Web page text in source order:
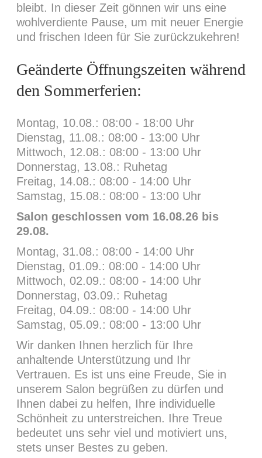
Product Showcase
LIKE
MAIN PORTFOLIO
Hauptstraße 41
71263 Weil der Stadt
+49 (0) 703335690
info@schneewittchen-hairdesign.de
Öffnungszeiten
Montag: 08:00 - 12:00 u. 14:00 - 18:00 Uhr
Dienstag: 08:00 - 12:00 Uhr
Mittwoch: 08:00 - 12:00 u. 14:00 - 18:00 Uhr
bleibt. In dieser Zeit gönnen wir uns eine
wohlverdiente Pause, um mit neuer Energie
und frischen Ideen für Sie zurückzukehren!
Geänderte Öffnungszeiten während
den Sommerferien:
Montag, 10.08.: 08:00 - 18:00 Uhr
Dienstag, 11.08.: 08:00 - 13:00 Uhr
Mittwoch, 12.08.: 08:00 - 13:00 Uhr
Donnerstag, 13.08.: Ruhetag
Freitag, 14.08.: 08:00 - 14:00 Uhr
Samstag, 15.08.: 08:00 - 13:00 Uhr
Salon geschlossen vom 16.08.26 bis
29.08.
Montag, 31.08.: 08:00 - 14:00 Uhr
Dienstag, 01.09.: 08:00 - 14:00 Uhr
Mittwoch, 02.09.: 08:00 - 14:00 Uhr
Donnerstag, 03.09.: Ruhetag
Freitag, 04.09.: 08:00 - 14:00 Uhr
Samstag, 05.09.: 08:00 - 13:00 Uhr
Wir danken Ihnen herzlich für Ihre
anhaltende Unterstützung und Ihr
Vertrauen. Es ist uns eine Freude, Sie in
unserem Salon begrüßen zu dürfen und
Ihnen dabei zu helfen, Ihre individuelle
Schönheit zu unterstreichen. Ihre Treue
bedeutet uns sehr viel und motiviert uns,
stets unser Bestes zu geben.